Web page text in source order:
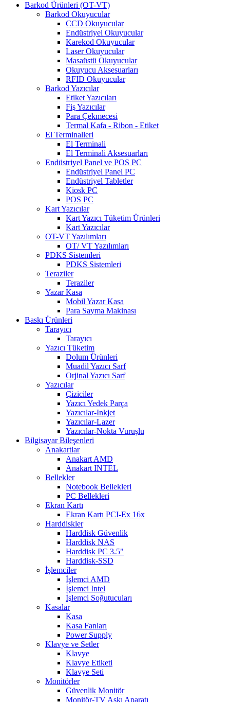
Barkod Ürünleri (OT-VT)
Barkod Okuyucular
CCD Okuyucular
Endüstriyel Okuyucular
Karekod Okuyucular
Laser Okuyucular
Masaüstü Okuyucular
Okuyucu Aksesuarları
RFID Okuyucular
Barkod Yazıcılar
Etiket Yazıcıları
Fiş Yazıcılar
Para Çekmecesi
Termal Kafa - Ribon - Etiket
El Terminalleri
El Terminali
El Terminali Aksesuarları
Endüstriyel Panel ve POS PC
Endüstriyel Panel PC
Endüstriyel Tabletler
Kiosk PC
POS PC
Kart Yazıcılar
Kart Yazıcı Tüketim Ürünleri
Kart Yazıcılar
OT-VT Yazılımları
OT/ VT Yazılımları
PDKS Sistemleri
PDKS Sistemleri
Teraziler
Teraziler
Yazar Kasa
Mobil Yazar Kasa
Para Sayma Makinası
Baskı Ürünleri
Tarayıcı
Tarayıcı
Yazıcı Tüketim
Dolum Ürünleri
Muadil Yazıcı Sarf
Orjinal Yazıcı Sarf
Yazıcılar
Çiziciler
Yazıcı Yedek Parça
Yazıcılar-Inkjet
Yazıcılar-Lazer
Yazıcılar-Nokta Vuruşlu
Bilgisayar Bileşenleri
Anakartlar
Anakart AMD
Anakart INTEL
Bellekler
Notebook Bellekleri
PC Bellekleri
Ekran Kartı
Ekran Kartı PCI-Ex 16x
Harddiskler
Harddisk Güvenlik
Harddisk NAS
Harddisk PC 3.5"
Harddisk-SSD
İşlemciler
İşlemci AMD
İşlemci Intel
İşlemci Soğutucuları
Kasalar
Kasa
Kasa Fanları
Power Supply
Klavye ve Setler
Klavye
Klavye Etiketi
Klavye Seti
Monitörler
Güvenlik Monitör
Monitör-TV Askı Aparatı